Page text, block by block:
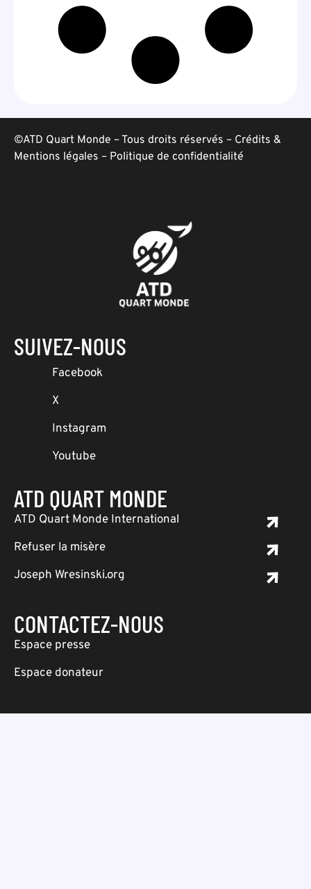
©ATD Quart Monde – Tous droits réservés – Crédits &
Mentions légales – Politique de confidentialité
SUIVEZ-NOUS
Facebook
X
Instagram
Youtube
ATD QUART MONDE
ATD Quart Monde International
Refuser la misère
Joseph Wresinski.org
CONTACTEZ-NOUS
Espace presse
Espace donateur